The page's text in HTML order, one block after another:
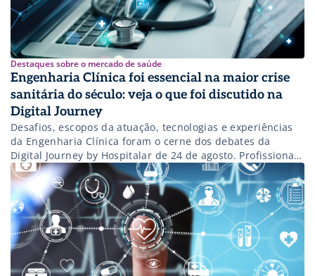
Destaques sobre o mercado de saúde
Engenharia Clínica foi essencial na maior crise
sanitária do século: veja o que foi discutido na
Digital Journey
Desafios, escopos da atuação, tecnologias e experiências
da Engenharia Clínica foram o cerne dos debates da
Digital Journey by Hospitalar de 24 de agosto. Profissionais
de peso se reuniram para falar da área que ganhou
protagonismo na pandemia de covid-19. A Digital Journey
entrou na segunda semana. Ainda dá tempo de participar
dos grandes encontros […]